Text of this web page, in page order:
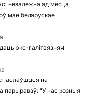
незалежна ад месца
мае беларускае
экс-палітвязням
на
парыраваў: "У нас розныя